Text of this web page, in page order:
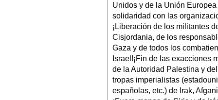
Unidos y de la Unión
solidaridad con las
¡Liberación de los militantes
Cisjordania, de los
Gaza y de todos los
Israel!¡Fin de las exacciones
de la Autoridad Palestina y
tropas imperialistas
españolas, etc.) de Irak,